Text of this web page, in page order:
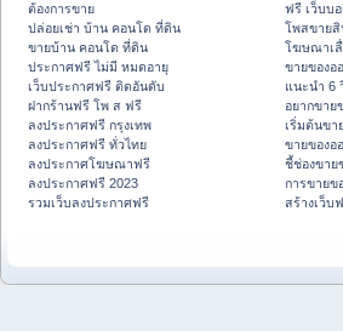
ต้องการขาย
ปล่อยเช่า บ้าน คอนโด ที่ดิน
ขายบ้าน คอนโด ที่ดิน
ประกาศฟรี ไม่มี หมดอายุ
เว็บประกาศฟรี ติดอันดับ
ฝากร้านฟรี โพ ส ฟรี
ลงประกาศฟรี กรุงเทพ
ลงประกาศฟรี ทั่วไทย
ลงประกาศโฆษณาฟรี
ลงประกาศฟรี 2023
รวมเว็บลงประกาศฟรี
ฟรี เว็บบ
โพสขายสิ
โฆษณาเ
ขายของอ
แนะนำ 6
อยากขาย
เริ่มต้นขา
ขายของอ
ชี้ช่องขาย
การขายข
สร้างเว็บ